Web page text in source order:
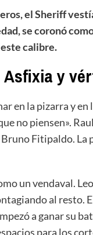
el Sheriff
se coronó
calibre.
y
en la pizarra y
no piensen».
Fitipaldo.
un vendaval.
al resto.
a ganar su
para los